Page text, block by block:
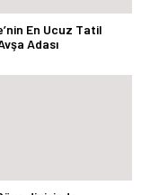
En Ucuz Tatil
Adası